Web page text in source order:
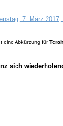
7. März 2017,
eine Abkürzung für
sich